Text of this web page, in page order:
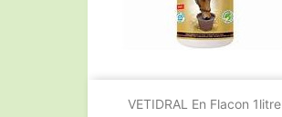
VETIDRAL En Flacon 1litre